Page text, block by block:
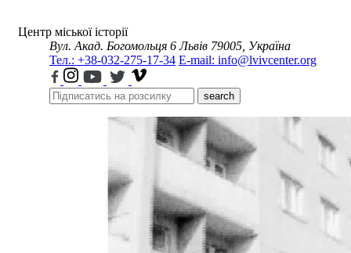
Центр міської історії
Вул. Акад. Богомольця 6 Львів 79005, Україна
Тел.: +38-032-275-17-34 E-mail: info@lvivcenter.org
search